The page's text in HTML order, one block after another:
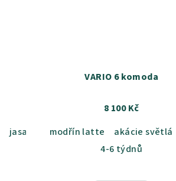
jasan šedý dub sametový dub
VARIO 6 komoda
8 100 Kč
modřín latte
akácie světlá
4-6 týdnů